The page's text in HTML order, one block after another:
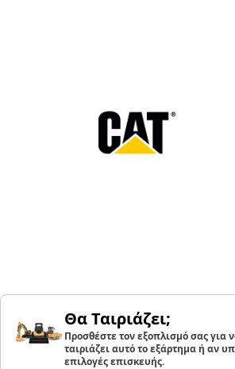
Θα Ταιριάζει;
Προσθέστε τον εξοπλισμό σας για
ταιριάζει αυτό το εξάρτημα ή αν
επιλογές επισκευής.